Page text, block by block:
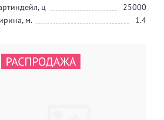
ц
25000
м.
1.4